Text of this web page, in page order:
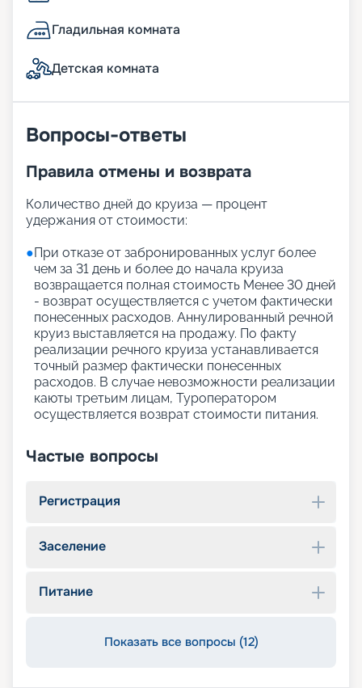
Гладильная комната
Детская комната
Вопросы-ответы
Правила отмены и возврата
Количество дней до круиза — процент
удержания от стоимости:
●При отказе от забронированных услуг более
чем за 31 день и более до начала круиза
возвращается полная стоимость Менее 30 дней
- возврат осуществляется с учетом фактически
понесенных расходов. Аннулированный речной
круиз выставляется на продажу. По факту
реализации речного круиза устанавливается
точный размер фактически понесенных
расходов. В случае невозможности реализации
каюты третьим лицам, Туроператором
осуществляется возврат стоимости питания.
Частые вопросы
Регистрация
Заселение
Питание
Показать все вопросы (12)